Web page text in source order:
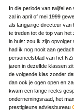
In die periode van twijfel
zal in april of mei 1999
als langjarige directeur van
te treden tot de top van
in huis: zou ik zijn opvolger
had ik nog nooit aan
personeelsblad van het
jaren in dezelfde klassen
de volgende klas zonder
dan ook je ogen open en
kwam een lange reeks
ondernemingsraad, het
prestigieuze adviesbureau